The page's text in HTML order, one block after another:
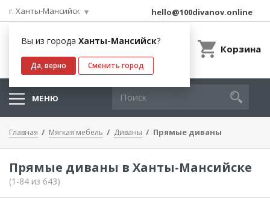
г. Ханты-Мансийск
Вы из города Ханты-Мансийск?
Да, верно Сменить город
hello@100divanov.online
Корзина
МЕНЮ
Главная Мягкая мебель Диваны Прямые диваны
Прямые диваны в Ханты-Мансийске
(1-84 из 643)